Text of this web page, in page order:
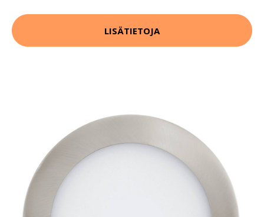
LISÄTIETOJA